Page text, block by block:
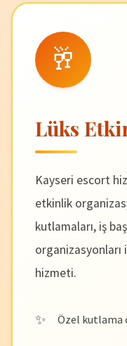
🥂
Lüks
Kayseri escort
etkinlik
kutlamaları, iş
organizasyonları
hizmeti.
Özel kutlama